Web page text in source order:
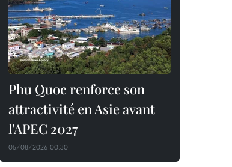
Phu Quoc renforce son
attractivité en Asie avant
l'APEC 2027
05/08/2026 00:30